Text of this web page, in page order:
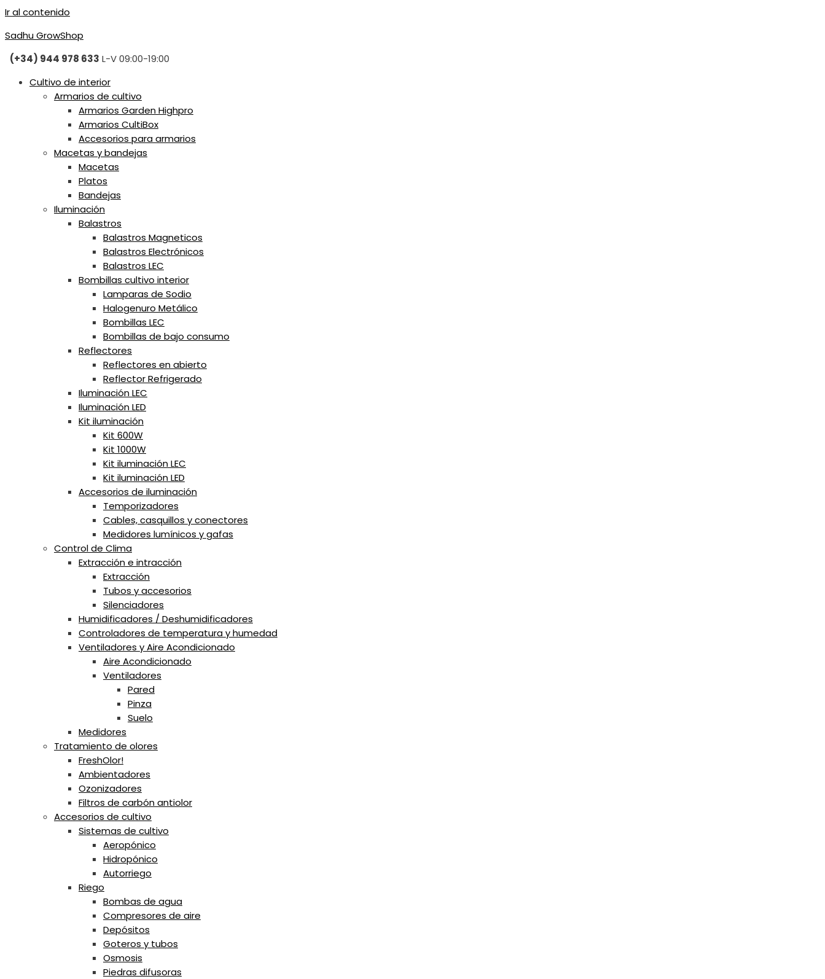
Ir al contenido
Sadhu GrowShop
(+34) 944 978 633 L-V 09:00-19:00
Cultivo de interior
Armarios de cultivo
Armarios Garden Highpro
Armarios CultiBox
Accesorios para armarios
Macetas y bandejas
Macetas
Platos
Bandejas
Iluminación
Balastros
Balastros Magneticos
Balastros Electrónicos
Balastros LEC
Bombillas cultivo interior
Lamparas de Sodio
Halogenuro Metálico
Bombillas LEC
Bombillas de bajo consumo
Reflectores
Reflectores en abierto
Reflector Refrigerado
Iluminación LEC
Iluminación LED
Kit iluminación
Kit 600W
Kit 1000W
Kit iluminación LEC
Kit iluminación LED
Accesorios de iluminación
Temporizadores
Cables, casquillos y conectores
Medidores lumínicos y gafas
Control de Clima
Extracción e intracción
Extracción
Tubos y accesorios
Silenciadores
Humidificadores / Deshumidificadores
Controladores de temperatura y humedad
Ventiladores y Aire Acondicionado
Aire Acondicionado
Ventiladores
Pared
Pinza
Suelo
Medidores
Tratamiento de olores
FreshOlor!
Ambientadores
Ozonizadores
Filtros de carbón antiolor
Accesorios de cultivo
Sistemas de cultivo
Aeropónico
Hidropónico
Autorriego
Riego
Bombas de agua
Compresores de aire
Depósitos
Goteros y tubos
Osmosis
Piedras difusoras